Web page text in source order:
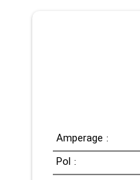
Amperage :
Pol :